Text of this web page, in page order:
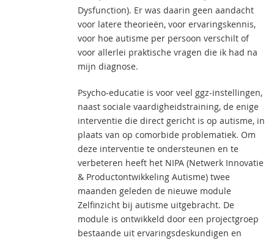
Dysfunction). Er was daarin geen aandacht
voor latere theorieën, voor ervaringskennis,
voor hoe autisme per persoon verschilt of
voor allerlei praktische vragen die ik had na
mijn diagnose.
Psycho-educatie is voor veel ggz-instellingen,
naast sociale vaardigheidstraining, de enige
interventie die direct gericht is op autisme, in
plaats van op comorbide problematiek. Om
deze interventie te ondersteunen en te
verbeteren heeft het NIPA (Netwerk Innovatie
& Productontwikkeling Autisme) twee
maanden geleden de nieuwe module
Zelfinzicht bij autisme uitgebracht. De
module is ontwikkeld door een projectgroep
bestaande uit ervaringsdeskundigen en